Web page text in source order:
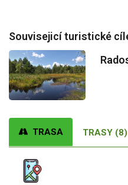
Souvisejicí turistické
TRASA TRASY (8)